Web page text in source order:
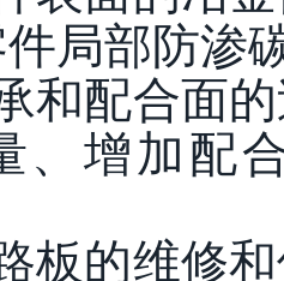
局部防渗
和配合面
、增加配
板的维修